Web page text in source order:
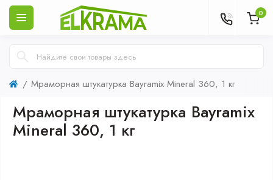
0
Мраморная штукатурка Bayramix Mineral 360, 1 кг
Мраморная штукатурка Bayramix
Mineral 360, 1 кг